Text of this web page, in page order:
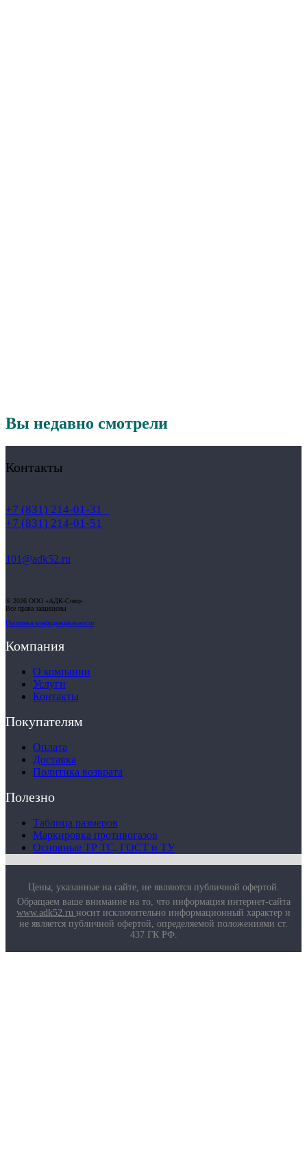
Вы недавно смотрели
Контакты
+7 (831) 214-01-31
+7 (831) 214-01-51
101@adk52.ru
© 2026 ООО «АДК-Спец»
Все права защищены
Политика конфиденциальности
Компания
О компании
Услуги
Контакты
Покупателям
Оплата
Доставка
Политика возврата
Полезно
Таблица размеров
Маркировка противогазов
Основные ТР ТС, ГОСТ и ТУ
Цены, указанные на сайте, не являются публичной офертой.
Обращаем ваше внимание на то, что информация интернет-сайта
www.adk52.ru носит исключительно информационный характер и
не является публичной офертой, определяемой положениями ст.
437 ГК РФ.